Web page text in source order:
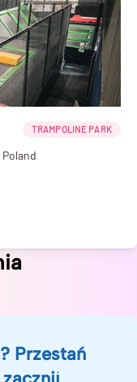
TRAMPOLINE PARK
Przestań